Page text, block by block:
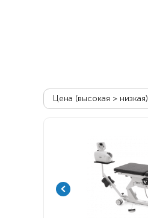
Цена (высокая > низкая)